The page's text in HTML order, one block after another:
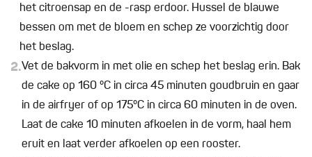
het citroensap en de -rasp erdoor. Hussel de blauwe
bessen om met de bloem en schep ze voorzichtig door
het beslag.
2.Vet de bakvorm in met olie en schep het beslag erin. Bak
de cake op 160 °C in circa 45 minuten goudbruin en gaar
in de airfryer of op 175°C in circa 60 minuten in de oven.
Laat de cake 10 minuten afkoelen in de vorm, haal hem
eruit en laat verder afkoelen op een rooster.